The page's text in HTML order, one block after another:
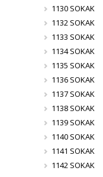
1130 SOKAK
1132 SOKAK
1133 SOKAK
1134 SOKAK
1135 SOKAK
1136 SOKAK
1137 SOKAK
1138 SOKAK
1139 SOKAK
1140 SOKAK
1141 SOKAK
1142 SOKAK